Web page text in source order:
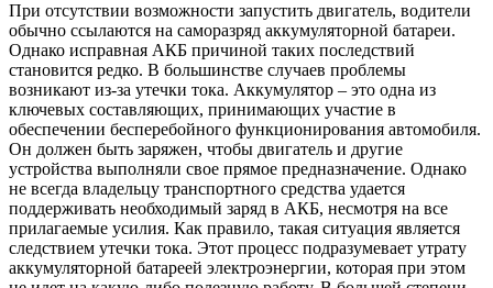
При отсутствии возможности запустить двигатель, водители
обычно ссылаются на саморазряд аккумуляторной батареи.
Однако исправная АКБ причиной таких последствий
становится редко. В большинстве случаев проблемы
возникают из-за утечки тока. Аккумулятор – это одна из
ключевых составляющих, принимающих участие в
обеспечении бесперебойного функционирования автомобиля.
Он должен быть заряжен, чтобы двигатель и другие
устройства выполняли свое прямое предназначение. Однако
не всегда владельцу транспортного средства удается
поддерживать необходимый заряд в АКБ, несмотря на все
прилагаемые усилия. Как правило, такая ситуация является
следствием утечки тока. Этот процесс подразумевает утрату
аккумуляторной батареей электроэнергии, которая при этом